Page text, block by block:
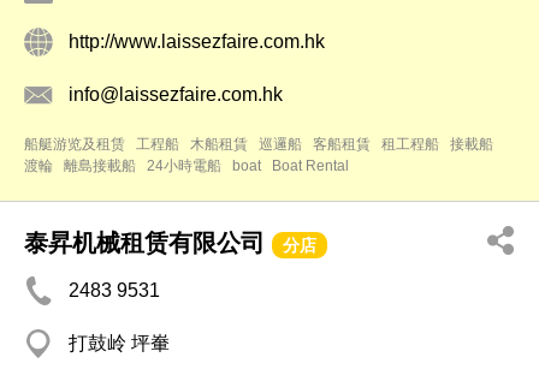
http://www.laissezfaire.com.hk
info@laissezfaire.com.hk
船艇游览及租赁 工程船 木船租賃 巡邏船 客船租賃 租工程船
接載船
渡輪
離島接載船 24小時電船 boat Boat Rental
泰昇机械租赁有限公司 分店
2483 9531
打鼓岭 坪輋